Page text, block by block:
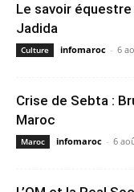
Le savoir équestre
Jadida
Culture infomaroc - 6
Crise de Sebta :
Maroc
Maroc infomaroc - 6